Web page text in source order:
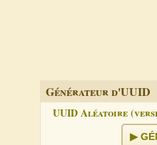
Générateur d'UUID
UUID Aléatoire